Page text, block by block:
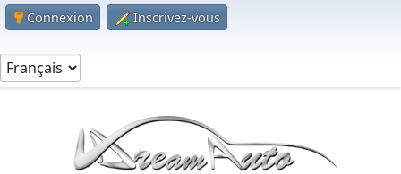
Connexion Inscrivez-vous